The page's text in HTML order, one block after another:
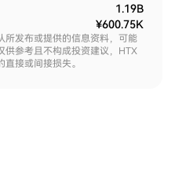
1.19B
¥600.75K
所发布或提供的信息资料，可能
供参考且不构成投资建议，HTX
接或间接损失。